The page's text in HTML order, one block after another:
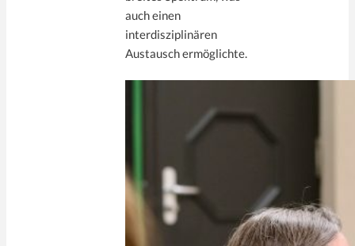
auch einen
interdisziplinären
Austausch ermöglichte.